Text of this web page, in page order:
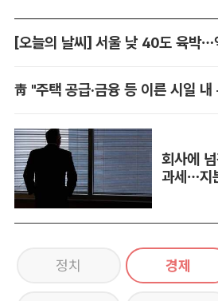
靑 "주택 공급·금융 등 이른 시일
회사에
과세…지
정치 경제